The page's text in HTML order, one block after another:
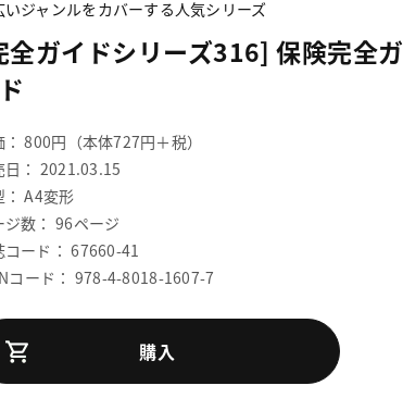
いジャンルをカバーする人気シリーズ
全ガイドシリーズ316] 保険完全ガ
： 800円（本体727円＋税）
日： 2021.03.15
： A4変形
ジ数： 96ページ
コード： 67660-41
コード： 978-4-8018-1607-7
購入